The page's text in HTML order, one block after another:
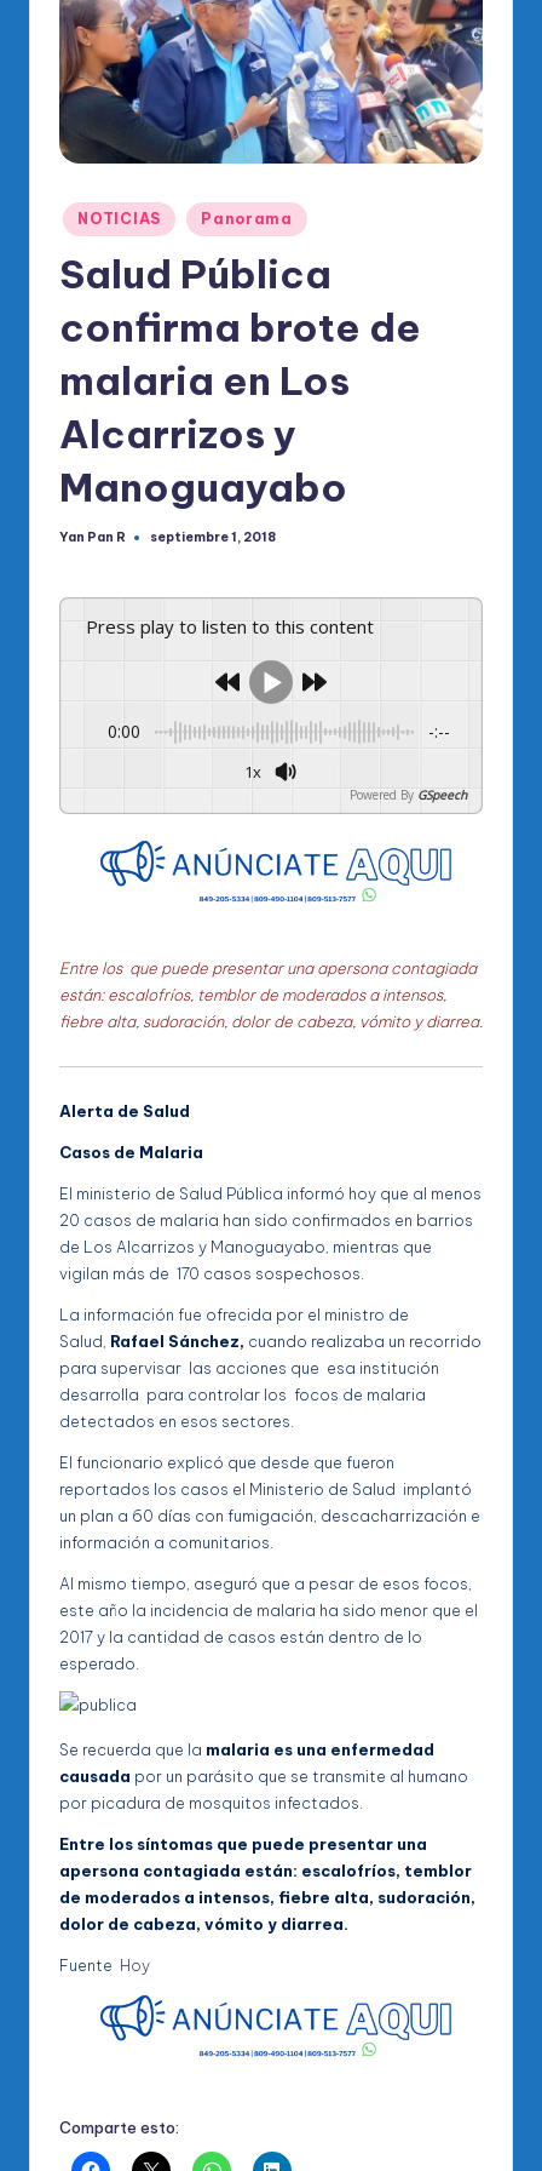
di
O
al
R
M
Publicado
en
NOTICIAS Panorama
Salud Pública
confirma brote de
malaria en Los
Alcarrizos y
Manoguayabo
Publicado
Yan Pan R septiembre 1, 2018
Press play to listen to this content
0:00 -:--
1x
Powered By GSpeech
Entre los que puede presentar una apersona contagiada
están: escalofríos, temblor de moderados a intensos,
fiebre alta, sudoración, dolor de cabeza, vómito y diarrea.
Alerta de Salud
Casos de Malaria
El ministerio de Salud Pública informó hoy que al menos
20 casos de malaria han sido confirmados en barrios
de Los Alcarrizos y Manoguayabo, mientras que
vigilan más de 170 casos sospechosos.
La información fue ofrecida por el ministro de
Salud, Rafael Sánchez, cuando realizaba un recorrido
para supervisar las acciones que esa institución
desarrolla para controlar los focos de malaria
detectados en esos sectores.
El funcionario explicó que desde que fueron
reportados los casos el Ministerio de Salud implantó
un plan a 60 días con fumigación, descacharrización e
información a comunitarios.
Al mismo tiempo, aseguró que a pesar de esos focos,
este año la incidencia de malaria ha sido menor que el
2017 y la cantidad de casos están dentro de lo
esperado.
Se recuerda que la malaria es una enfermedad
causada por un parásito que se transmite al humano
por picadura de mosquitos infectados.
Entre los síntomas que puede presentar una
apersona contagiada están: escalofríos, temblor
de moderados a intensos, fiebre alta, sudoración,
dolor de cabeza, vómito y diarrea.
Fuente Hoy
Comparte esto: